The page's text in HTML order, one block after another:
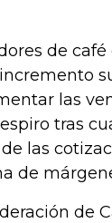
de
las
tras
las
de
de